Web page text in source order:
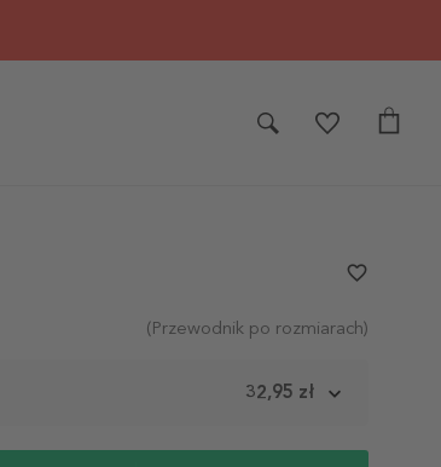
(Przewodnik po rozmiarach)
32,95 zł
favorite_border